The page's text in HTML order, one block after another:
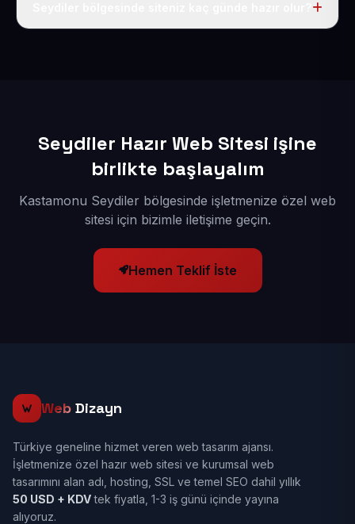
Seydiler Hazır Web Sitesi işine
birlikte başlayalım
Kastamonu Seydiler bölgesinde işletmenize özel web
sitesi için bizimle iletişime geçin.
Hemen Teklif İste
Web Dizayn
Türkiye geneline hizmet veren web tasarım ajansı.
İşletmenize özel hazır web sitesi ve kurumsal web
tasarımını alan adı, hosting, SSL ve temel SEO dahil yıllık
50 USD + KDVtek fiyatla, 1-3 iş günü içinde yayına
alıyoruz.